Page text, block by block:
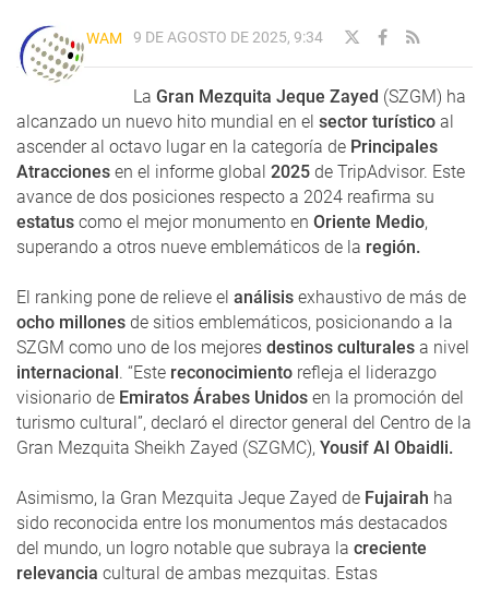
WAM 9 DE AGOSTO DE 2025, 9:34
La Gran Mezquita Jeque Zayed (SZGM) ha
alcanzado un nuevo hito mundial en el sector turístico al
ascender al octavo lugar en la categoría de Principales
Atracciones en el informe global 2025 de TripAdvisor. Este
avance de dos posiciones respecto a 2024 reafirma su
estatus como el mejor monumento en Oriente Medio,
superando a otros nueve emblemáticos de la región.
El ranking pone de relieve el análisis exhaustivo de más de
ocho millones de sitios emblemáticos, posicionando a la
SZGM como uno de los mejores destinos culturales a nivel
internacional. “Este reconocimiento refleja el liderazgo
visionario de Emiratos Árabes Unidos en la promoción del
turismo cultural”, declaró el director general del Centro de la
Gran Mezquita Sheikh Zayed (SZGMC), Yousif Al Obaidli.
Asimismo, la Gran Mezquita Jeque Zayed de Fujairah ha
sido reconocida entre los monumentos más destacados
del mundo, un logro notable que subraya la creciente
relevancia cultural de ambas mezquitas. Estas